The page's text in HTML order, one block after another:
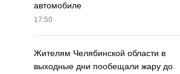
автомобиле
17:50
Жителям Челябинской области в
выходные дни пообещали жару до